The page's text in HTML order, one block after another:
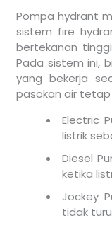
Pompa hydrant
sistem fire
bertekanan
Pada sistem ini,
yang bekerja
pasokan air
Electric
listrik
Diesel
ketika
Jockey
tidak